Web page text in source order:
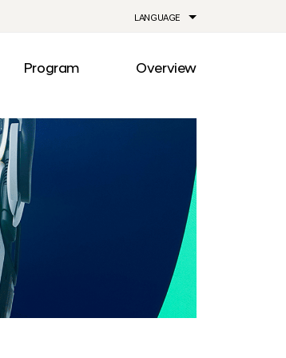
LANGUAGE
Program
Out
Overview
Information